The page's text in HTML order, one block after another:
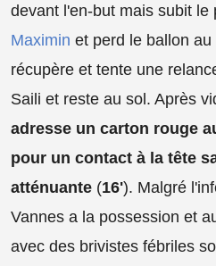
devant l'en-but mais subit le
Maximin et perd le ballon au
récupère et tente une
Saili et reste au sol. Après
adresse un carton rouge
pour un contact à la tête
atténuante (16'). Malgré
Vannes a la possession et
avec des brivistes fébriles